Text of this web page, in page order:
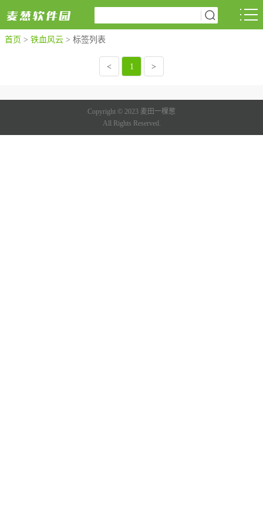
首页 > 铁血风云 > 标签列表
< 1 >
Copyright © 2023 麦田一棵葱
All Rights Reserved.